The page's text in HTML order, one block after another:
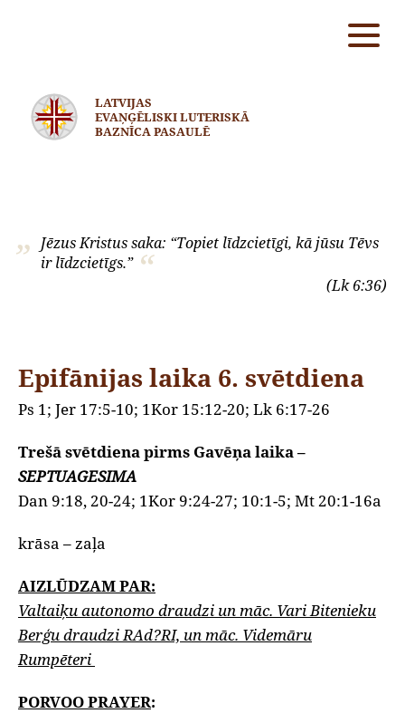
LATVIJAS
EVAŅĢĒLISKI LUTERISKĀ
BAZNĪCA PASAULĒ
Jēzus Kristus saka: “Topiet līdzcietīgi, kā jūsu Tēvs
ir līdzcietīgs.”
(Lk 6:36)
Epifānijas laika 6. svētdiena
Ps 1; Jer 17:5-10; 1Kor 15:12-20; Lk 6:17-26
Trešā svētdiena pirms Gavēņa laika –
SEPTUAGESIMA
Dan 9:18, 20-24; 1Kor 9:24-27; 10:1-5; Mt 20:1-16a
krāsa – zaļa
AIZLŪDZAM PAR:
Valtaiķu autonomo draudzi un māc. Vari Bitenieku
Berģu draudzi RAd?RI, un māc. Videmāru
Rumpēteri
PORVOO PRAYER: